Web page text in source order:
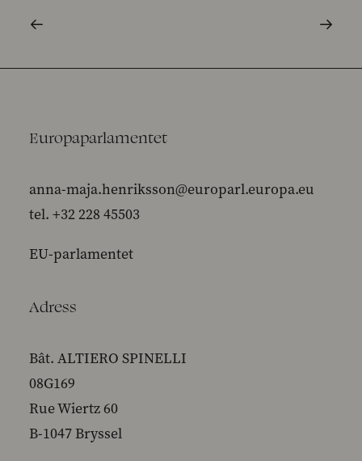
Europaparlamentet
anna-maja.henriksson@europarl.europa.eu
tel. +32 228 45503
EU-parlamentet
Adress
Bât. ALTIERO SPINELLI
08G169
Rue Wiertz 60
B-1047 Bryssel